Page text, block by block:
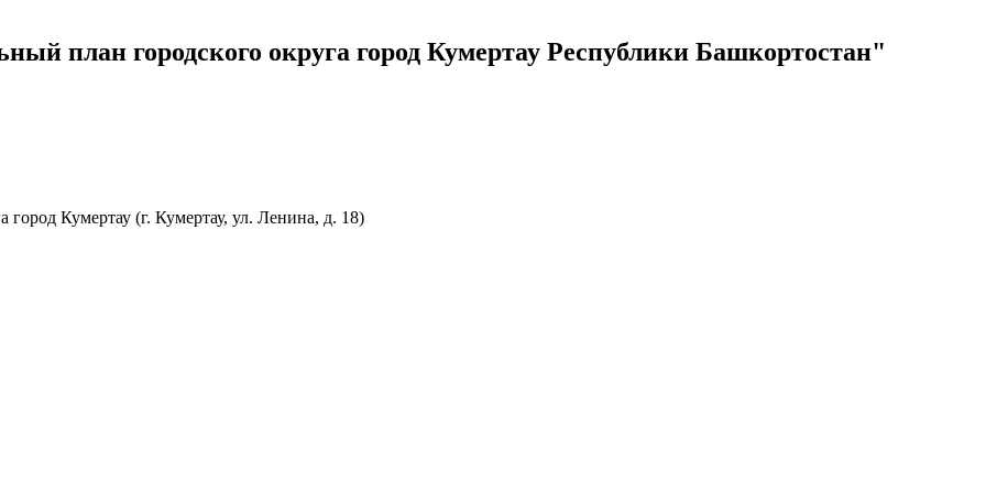
план городского округа город Кумертау Республики Башкортостан"
город Кумертау (г. Кумертау, ул. Ленина, д. 18)